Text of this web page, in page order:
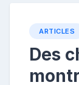
ARTICLES
Des